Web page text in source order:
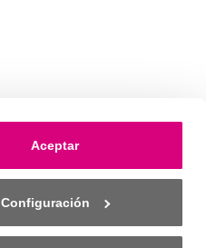
Aceptar
Configuración